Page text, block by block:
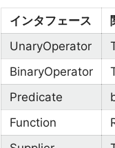
インタフェース
UnaryOperator
BinaryOperator
Predicate
Function